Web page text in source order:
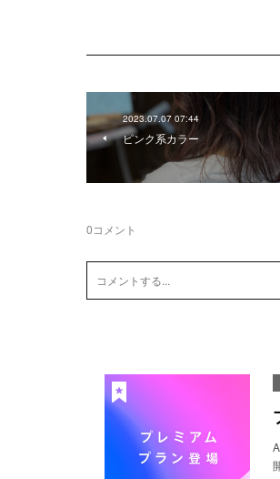
2023.07.07 07:44
ピンク系カラー
0コメント